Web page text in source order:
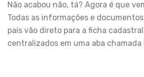
Não acabou não, tá? Agora é que
Todas as informações e
pais vão direto para a ficha
centralizados em uma aba chamada